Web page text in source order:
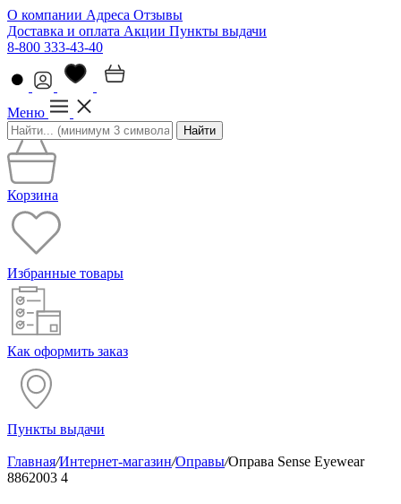
О компании Адреса Отзывы
Доставка и оплата Акции Пункты выдачи
8-800 333-43-40
Меню
Найти
Корзина
Избранные товары
Как оформить заказ
Пункты выдачи
Главная/Интернет-магазин/Оправы/Оправа Sense Eyewear
8862003 4